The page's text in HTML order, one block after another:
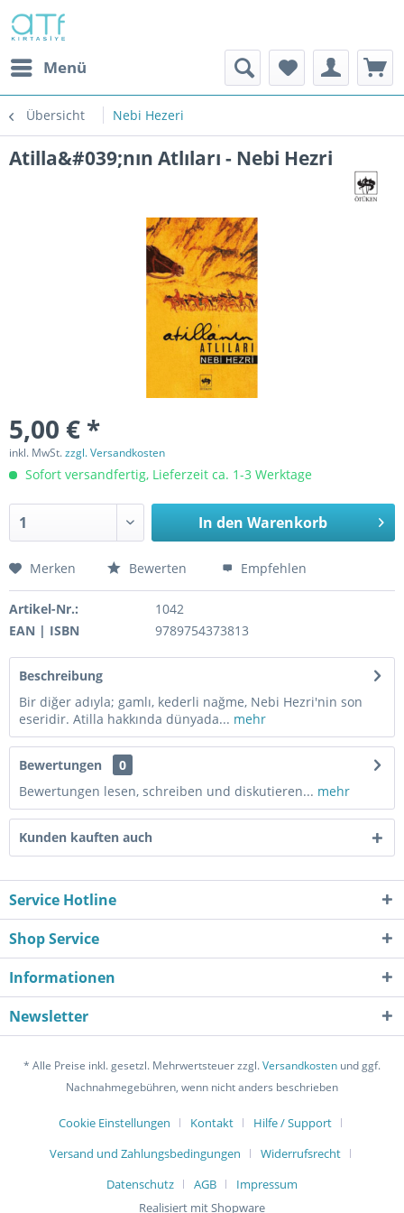
Menü
Übersicht Nebi Hezeri
Atilla&#039;nın Atlıları - Nebi Hezri
5,00 € *
inkl. MwSt.zzgl. Versandkosten
Sofort versandfertig, Lieferzeit ca. 1-3 Werktage
In den Warenkorb
Merken Bewerten Empfehlen
Artikel-Nr.:
1042
EAN | ISBN
9789754373813
Beschreibung
Bir diğer adıyla; gamlı, kederli nağme, Nebi Hezri'nin son
eseridir. Atilla hakkında dünyada... mehr
Bewertungen
0
Bewertungen lesen, schreiben und diskutieren... mehr
Kunden kauften auch
Service Hotline
Shop Service
Informationen
Newsletter
* Alle Preise inkl. gesetzl. Mehrwertsteuer zzgl.Versandkosten und ggf.
Nachnahmegebühren, wenn nicht anders beschrieben
Cookie Einstellungen Kontakt
Hilfe / Support
Versand und Zahlungsbedingungen
Widerrufsrecht
Datenschutz
AGB
Impressum
Realisiert mit Shopware